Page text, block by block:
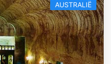
AUSTRALIË